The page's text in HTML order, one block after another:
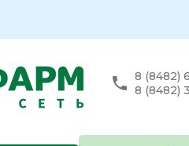
8 (8482)
8 (8482)